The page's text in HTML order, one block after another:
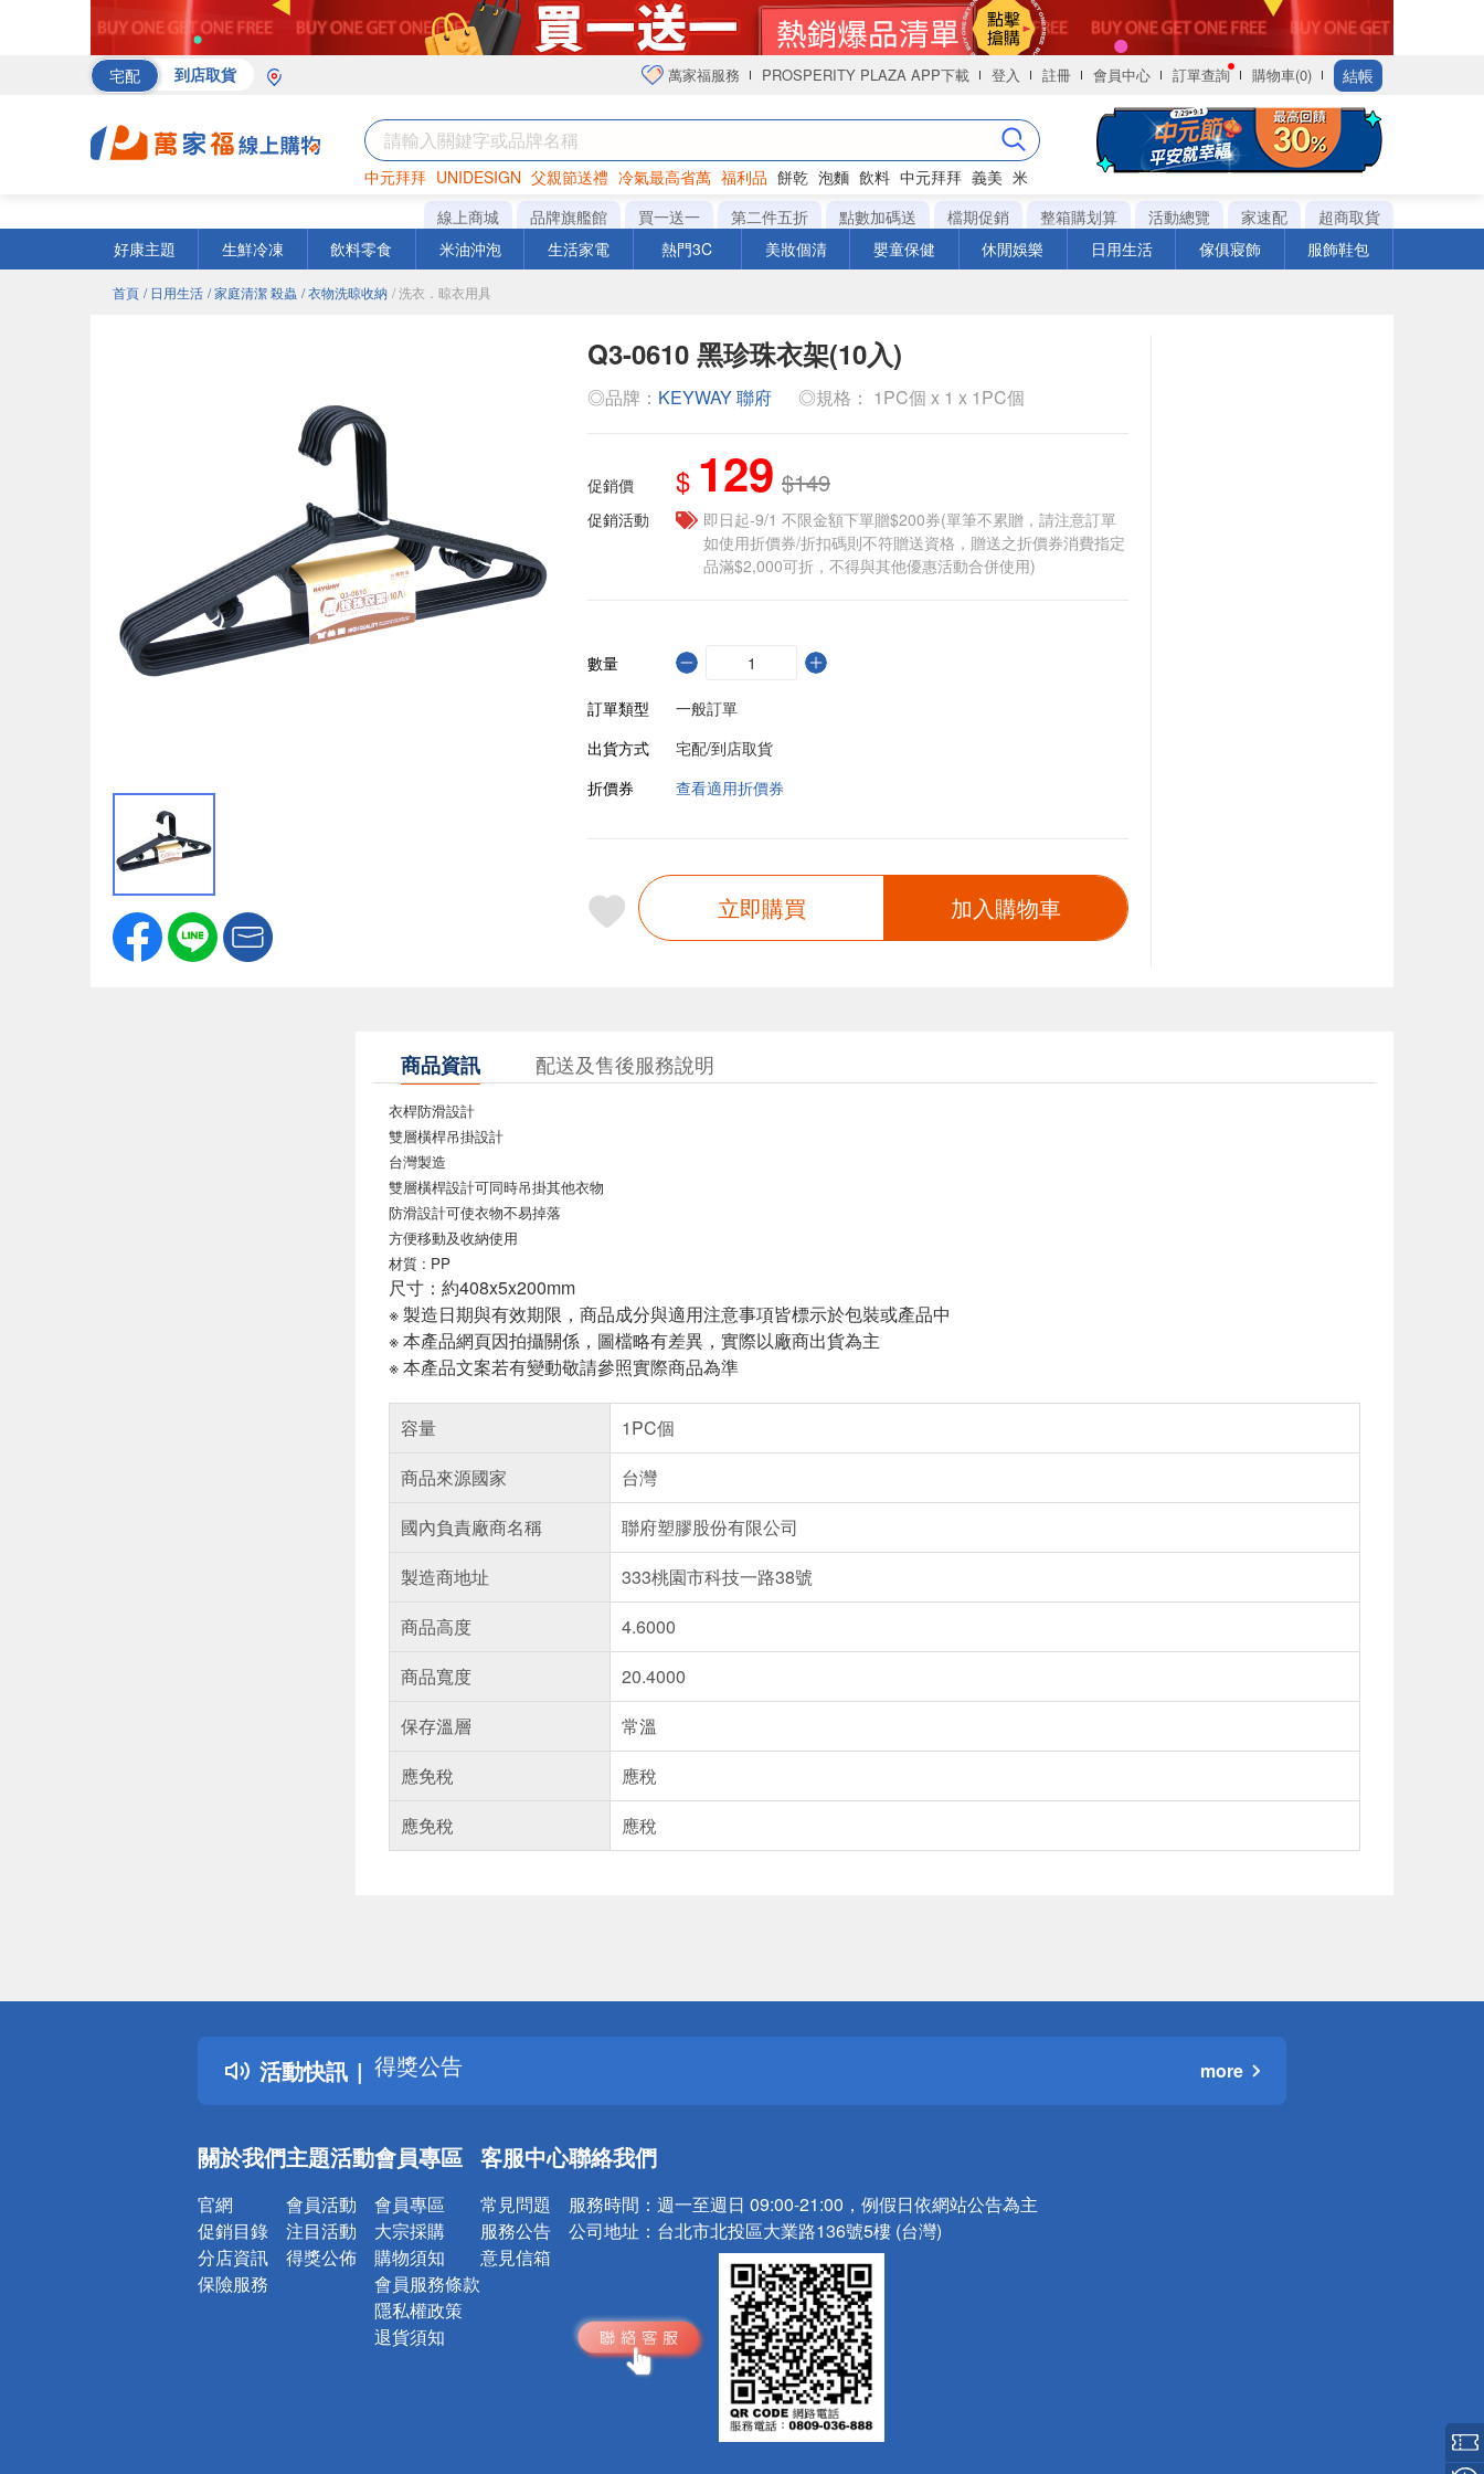
宅配 到店取貨 萬家福服務 PROSPERITY PLAZA APP下載 登入 註冊 會員中心 訂單查詢 購物車(0) 結帳
中元拜拜 UNIDESIGN 父親節送禮 冷氣最高省萬 福利品 餅乾 泡麵 飲料 中元拜拜 義美 米
巧克力 罐頭 衛生紙
線上商城 品牌旗艦館 買一送一 第二件五折 點數加碼送 檔期促銷 整箱購划算 活動總覽 家速配
超商取貨
好康主題
生鮮冷凍 飲料零食 米油沖泡 生活家電 熱門3C 美妝個清 嬰童保健 休閒娛樂 日用生活 傢俱寢飾 服飾鞋包
首頁 / 日用生活 / 家庭清潔 殺蟲 / 衣物洗晾收納 / 洗衣．晾衣用具
Q3-0610 黑珍珠衣架(10入)
◎品牌： KEYWAY 聯府 ◎規格： 1PC個 x 1 x 1PC個
促銷價 $ 129 $149
促銷活動
即日起-9/1 不限金額下單贈$200券(單筆不累贈，請注意訂單
如使用折價券/折扣碼則不符贈送資格，贈送之折價券消費指定
品滿$2,000可折，不得與其他優惠活動合併使用)
數量
訂單類型
一般訂單
出貨方式
宅配/到店取貨
折價券
查看適用折價券
立即購買 加入購物車
商品資訊 配送及售後服務說明
衣桿防滑設計
雙層橫桿吊掛設計
台灣製造
雙層橫桿設計可同時吊掛其他衣物
防滑設計可使衣物不易掉落
方便移動及收納使用
材質 : PP
尺寸：約408x5x200mm
※ 製造日期與有效期限，商品成分與適用注意事項皆標示於包裝或產品中
※ 本產品網頁因拍攝關係，圖檔略有差異，實際以廠商出貨為主
※ 本產品文案若有變動敬請參照實際商品為準
容量
1PC個
商品來源國家
台灣
國內負責廠商名稱
聯府塑膠股份有限公司
製造商地址
333桃園市科技一路38號
商品高度
4.6000
商品寬度
20.4000
保存溫層
常溫
應免稅
應稅
應免稅
應稅
活動快訊
詐騙網頁！請小心！
得獎公告
熱門話題
銀行優惠
詐騙網頁！請小心！
more
關於我們
官網
促銷目錄
分店資訊
保險服務
主題活動
會員活動
注目活動
得獎公佈
會員專區
會員專區
大宗採購
購物須知
會員服務條款
隱私權政策
退貨須知
客服中心
常見問題
服務公告
意見信箱
聯絡我們
服務時間： 週一至週日 09:00-21:00，例假日依網站公告為主
公司地址： 台北市北投區大業路136號5樓 (台灣)